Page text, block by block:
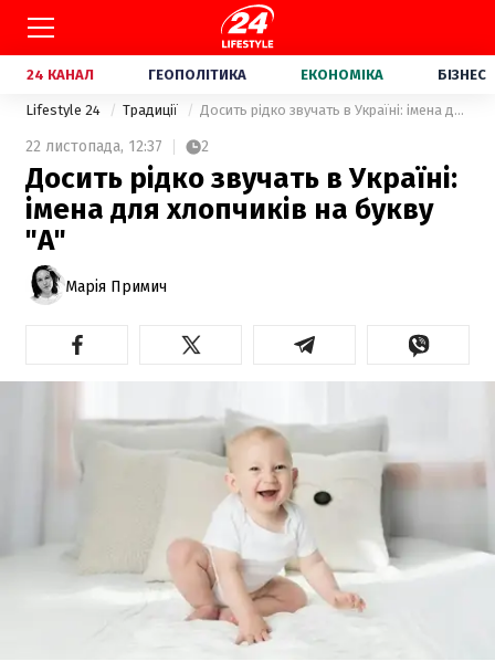
24 КАНАЛ ГЕОПОЛІТИКА ЕКОНОМІКА БІЗНЕС
Lifestyle 24 Традиції Досить рідко звучать в Україні: імена для хлопчиків на букву "А"
22 листопада, 12:37 2
Досить рідко звучать в Україні:
імена для хлопчиків на букву
"А"
Марія Примич